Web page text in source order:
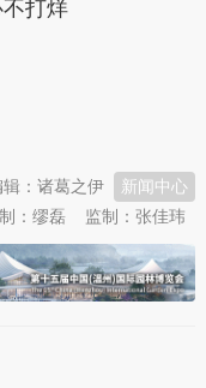
打烊
新闻中心
辑：诸葛之伊
监制：张佳玮
：缪磊